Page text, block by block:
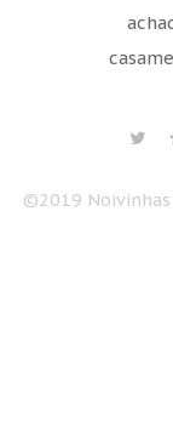
©2019